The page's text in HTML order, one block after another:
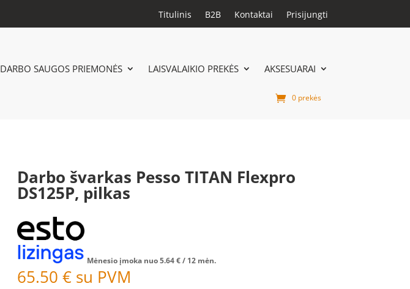
Titulinis B2B Kontaktai Prisijungti
DARBO SAUGOS PRIEMONĖS LAISVALAIKIO PREKĖS AKSESUARAI
0 prekės
Darbo švarkas Pesso TITAN Flexpro
DS125P, pilkas
Mėnesio įmoka nuo5.64€/ 12 mėn.
65.50 € su PVM